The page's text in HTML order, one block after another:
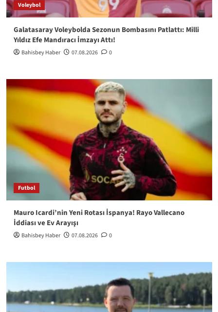
Voleybol
Galatasaray Voleybolda Sezonun Bombasını Patlattı: Milli
Yıldız Efe Mandıracı İmzayı Attı!
Bahisbey Haber 07.08.2026 0
Futbol
Mauro Icardi’nin Yeni Rotası İspanya! Rayo Vallecano
İddiası ve Ev Arayışı
Bahisbey Haber 07.08.2026 0